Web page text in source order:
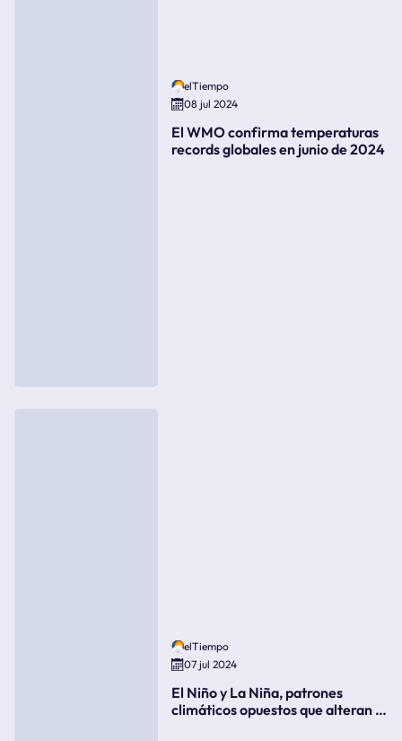
elTiempo
08 jul 2024
El WMO confirma temperaturas
records globales en junio de 2024
elTiempo
07 jul 2024
El Niño y La Niña, patrones
climáticos opuestos que alteran la